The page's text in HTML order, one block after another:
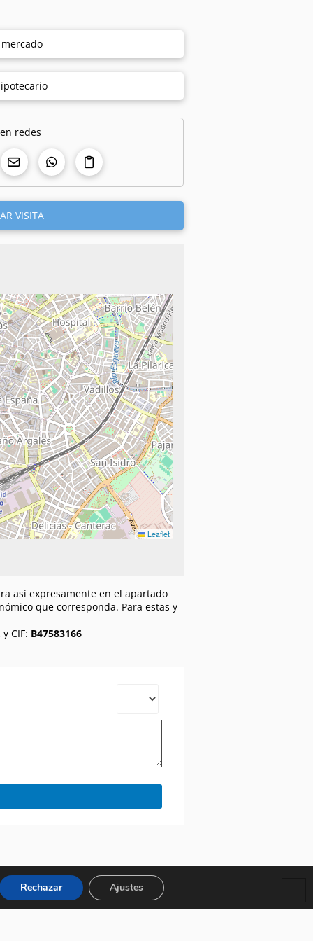
redes
VISITA
Leaflet
así expresamente en el apartado
que corresponda. Para estas y
y CIF: B47583166
Rechazar Ajustes